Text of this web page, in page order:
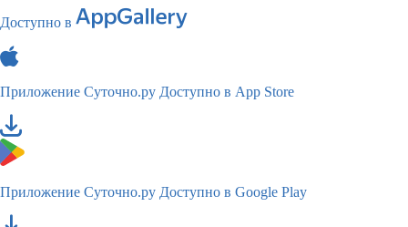
Доступно в
Приложение Суточно.ру Доступно в App Store
Приложение Суточно.ру Доступно в Google Play